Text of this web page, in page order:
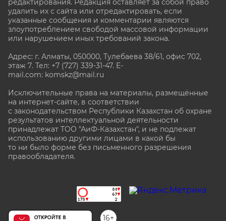
редактирования. Редакция оставляет за собой право
удалить их с сайта или отредактировать, если
указанные сообщения и комментарии являются
злоупотреблением свободой массовой информации
или нарушением иных требований закона.
Адрес: г. Алматы, 050000, Тулебаева 38/61, офис 702,
этаж 7. Тел: +7 (727) 339-31-47. E-
mail.com: komskz@mail.ru
Исключительные права на материалы, размещённые
на интернет-сайте, в соответствии
с законодательством Республики Казахстан об охране
результатов интеллектуальной деятельности
принадлежат ТОО "АиФ-Казахстан", и не подлежат
использованию другими лицами в какой бы
то ни было форме без письменного разрешения
правообладателя.
16+